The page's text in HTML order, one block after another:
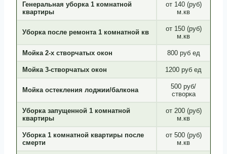
Генеральная уборка 1 комнатной
квартиры
от 140 (руб)
м.кв
Уборка после ремонта 1 комнатной кв
от 150 (руб)
м.кв
Мойка 2‑х створчатых окон 800 руб ед
Мойка 3-створчатых окон 1200 руб ед
Мойка остекления лоджии/балкона
500 руб/
створка
Уборка запущенной 1 комнатной
квартиры
от 200 (руб)
м.кв
Уборка 1 комнатной квартиры после
смерти
от 500 (руб)
м.кв